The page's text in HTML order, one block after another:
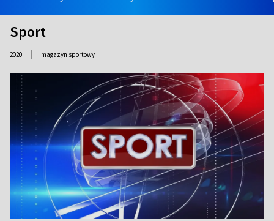
Sport
2020 | magazyn sportowy